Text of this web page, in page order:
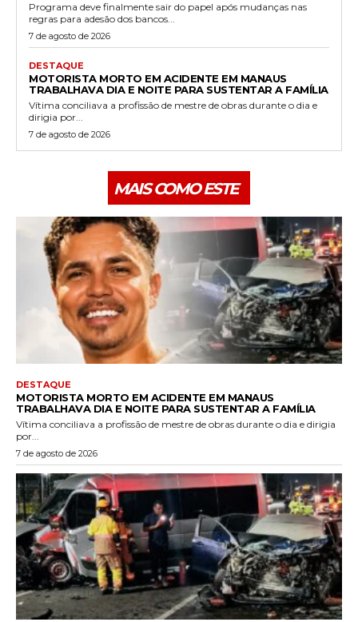
Programa deve finalmente sair do papel após mudanças nas
regras para adesão dos bancos...
7 de agosto de 2026
DESTAQUE
MOTORISTA MORTO EM ACIDENTE EM MANAUS
TRABALHAVA DIA E NOITE PARA SUSTENTAR A FAMÍLIA
Vítima conciliava a profissão de mestre de obras durante o dia e
dirigia por...
7 de agosto de 2026
MAIS COMO ESTE
DESTAQUE
MOTORISTA MORTO EM ACIDENTE EM MANAUS
TRABALHAVA DIA E NOITE PARA SUSTENTAR A FAMÍLIA
Vítima conciliava a profissão de mestre de obras durante o dia e dirigia
por...
7 de agosto de 2026